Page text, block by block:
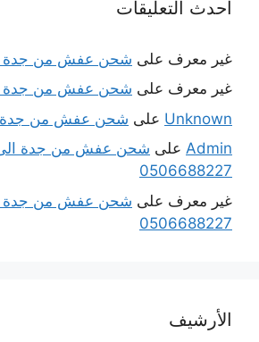
أحدث التعليقات
غير معرف علىشحن عفش من جدة الى
غير معرف علىشحن عفش من جدة الى
Unknownعلىشحن عفش من جدة
Adminعلىشحن عفش من جدة الى
0506688227
غير معرف علىشحن عفش من جدة
0506688227
الأرشيف